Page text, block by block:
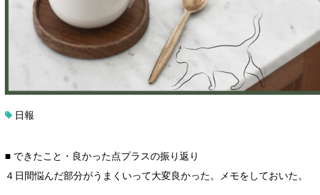
日報
■ できたこと・良かった点プラスの振り返り
４日間悩んだ部分がうまくいって大変良かった。メモをしておいた。